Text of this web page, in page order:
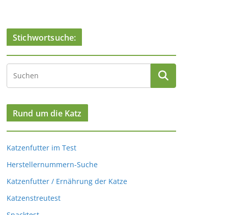
Stichwortsuche:
Rund um die Katz
Katzenfutter im Test
Herstellernummern-Suche
Katzenfutter / Ernährung der Katze
Katzenstreutest